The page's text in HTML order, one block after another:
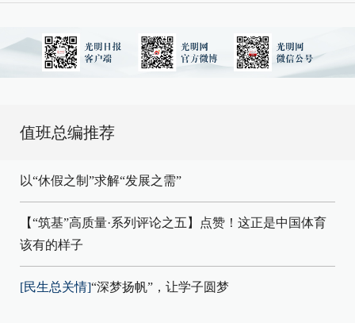
值班总编推荐
以“休假之制”求解“发展之需”
【“筑基”高质量·系列评论之五】点赞！这正是中国体育
该有的样子
[民生总关情]“深梦扬帆”，让学子圆梦